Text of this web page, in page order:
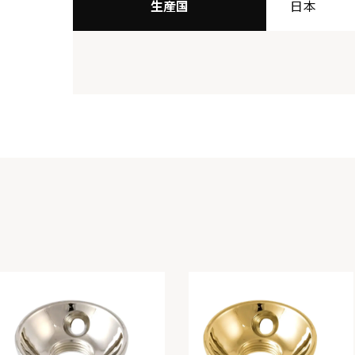
生産国 日本